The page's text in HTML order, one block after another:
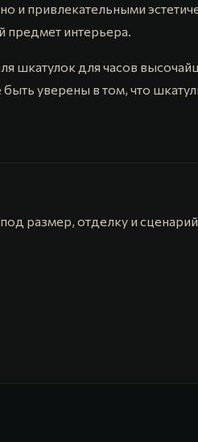
и привлекательными
предмет интерьера.
шкатулок для часов
уверены в том, что
размер, отделку и сценарий